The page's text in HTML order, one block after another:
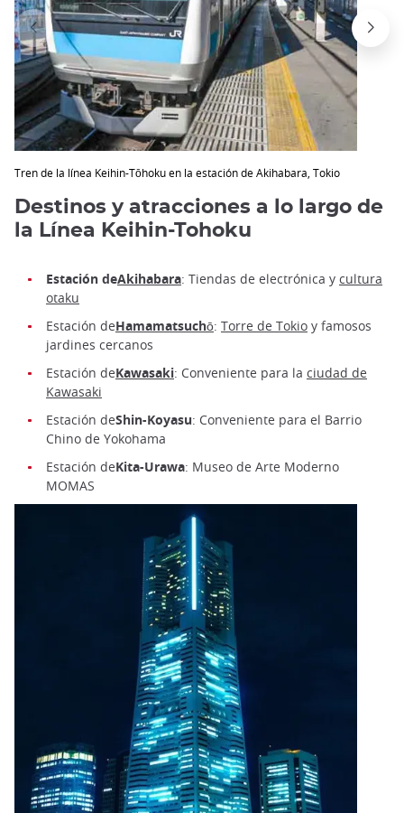
Tren de la línea Keihin-Tōhoku en la estación de Akihabara, Tokio
Destinos y atracciones a lo largo de
la Línea Keihin-Tohoku
Estación deAkihabara: Tiendas de electrónica y cultura
otaku
Estación deHamamatsuchō: Torre de Tokio y famosos
jardines cercanos
Estación deKawasaki: Conveniente para la ciudad de
Kawasaki
Estación deShin-Koyasu: Conveniente para el Barrio
Chino de Yokohama
Estación deKita-Urawa: Museo de Arte Moderno
MOMAS